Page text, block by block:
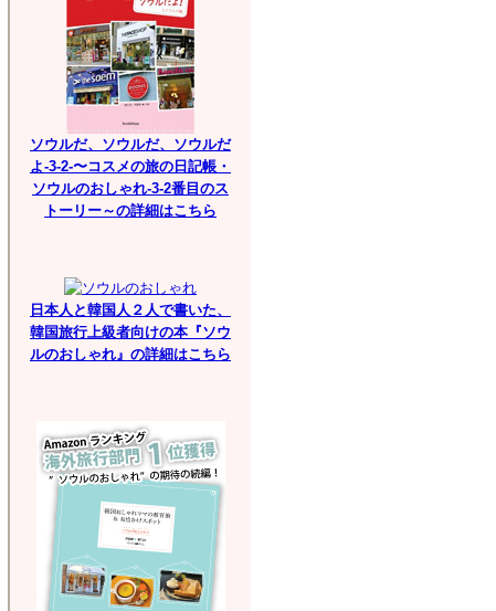
ソウルだ、ソウルだ、ソウルだ
よ-3-2-〜コスメの旅の日記帳・
ソウルのおしゃれ-3-2番目のス
トーリー～の詳細はこちら
日本人と韓国人２人で書いた、
韓国旅行上級者向けの本『ソウ
ルのおしゃれ』の詳細はこちら